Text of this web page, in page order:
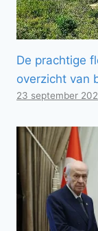
De prachtige
overzicht van
23 september